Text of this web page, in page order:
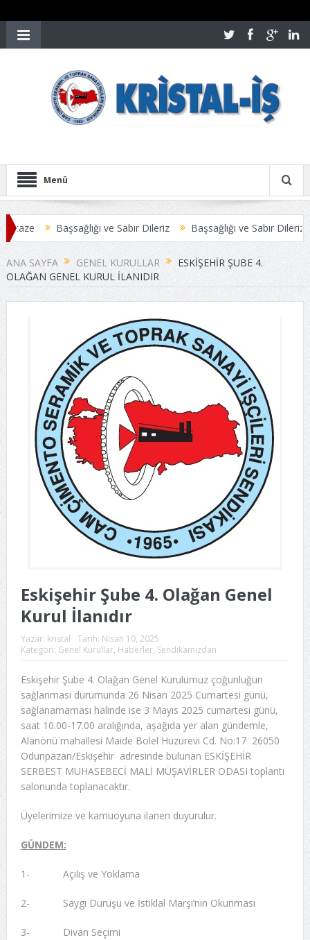
Menü
Başsağlığı ve Sabır Dileriz
Başsağlığı ve Sabır Dileriz
ANLAŞMAYLA SONUÇLANDI
Üyelerimize Duyuru
ANA SAYFA GENEL KURULLAR
ESKIŞEHIR ŞUBE 4.
OLAĞAN GENEL KURUL İLANIDIR
Eskişehir Şube 4. Olağan Genel
Kurul İlanıdır
Yazar: kristal Tarih: Nisan 10, 2025
Kategori: Genel Kurullar, Haberler, Sendikamızdan
Eskişehir Şube 4. Olağan Genel Kurulumuz çoğunluğun
sağlanması durumunda 26 Nisan 2025 Cumartesi günü,
sağlanamaması halinde ise 3 Mayıs 2025 cumartesi günü,
saat 10.00-17.00 aralığında, aşağıda yer alan gündemle,
Alanönü mahallesi Maide Bolel Huzurevi Cd. No:17 26050
Odunpazarı/Eskişehir adresinde bulunan ESKİŞEHİR
SERBEST MUHASEBECİ MALİ MÜŞAVİRLER ODASI toplantı
salonunda toplanacaktır.
Üyelerimize ve kamuoyuna ilanen duyurulur.
GÜNDEM:
1- Açılış ve Yoklama
2- Saygı Duruşu ve İstiklal Marşı’nın Okunması
3- Divan Seçimi